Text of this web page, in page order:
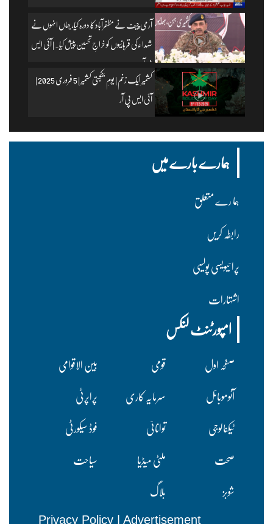
آرمی چیف نے مظفرآباد کا دورہ کیا، جہاں انہوں نے
شہداء کی قربانیوں کو خراجِ تحسین پیش کیا۔ | آئی ایس
پی آر
کشمیر ایک زخم | یومِ یکجہتی کشمیر | 5 فروری 2025 |
آئی ایس پی آر
ہمارے بارے میں
ہما رے متعلق
رابطہ کریں
پرا ئیویسی پولسیی
اشتہارات
امپورٹنٹ لنکس
صفحہ اول قومی
بین الاقوامی
آٹوموبائل
سرمایہ کاری
پراپرٹی
ٹیکنالوجی
توانائی
فوڈ سیکورٹی
صحت
ملٹی میڈیا
سیاحت
شوبز
بلاگ
Privacy Policy Advertisement